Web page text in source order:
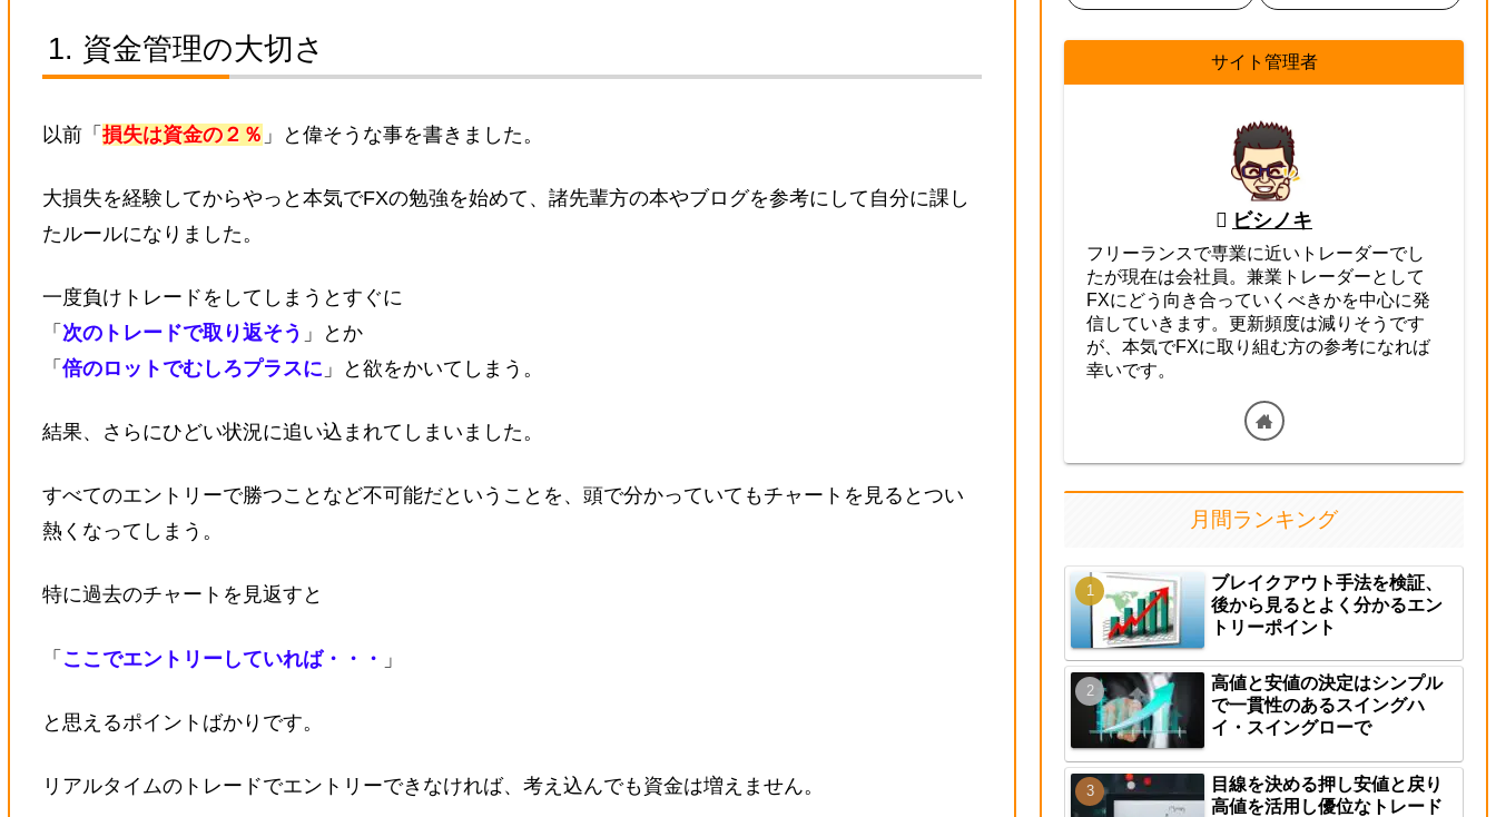
資金管理の大切さ
以前「 損失は資金の２％ 」と偉そうな事を書きました。
大損失を経験してからやっと本気でFXの勉強を始めて、諸先輩方の本やブログを参考にして自分に課し
たルールになりました。
一度負けトレードをしてしまうとすぐに
「 次のトレードで取り返そう 」とか
「 倍のロットでむしろプラスに 」と欲をかいてしまう。
結果、さらにひどい状況に追い込まれてしまいました。
すべてのエントリーで勝つことなど不可能だということを、頭で分かっていてもチャートを見るとつい
熱くなってしまう。
特に過去のチャートを見返すと
「 ここでエントリーしていれば・・・ 」
と思えるポイントばかりです。
リアルタイムのトレードでエントリーできなければ、考え込んでも資金は増えません。
サイト管理者
ビシノキ
フリーランスで専業に近いトレーダーでし
たが現在は会社員。兼業トレーダーとして
FXにどう向き合っていくべきかを中心に発
信していきます。更新頻度は減りそうです
が、本気でFXに取り組む方の参考になれば
幸いです。
月間ランキング
ブレイクアウト手法を検証、
後から見るとよく分かるエン
トリーポイント
高値と安値の決定はシンプル
で一貫性のあるスイングハ
イ・スイングローで
目線を決める押し安値と戻り
高値を活用し優位なトレード